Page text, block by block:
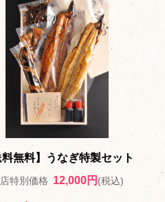
無料】うなぎ特製セット
特別価格 12,000円 (税込)